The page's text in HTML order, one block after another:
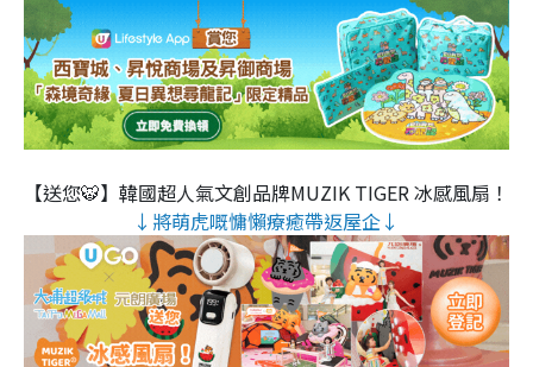
【送您🐯】韓國超人氣文創品牌MUZIK TIGER 冰感風扇！
↓將萌虎嘅慵懶療癒帶返屋企↓